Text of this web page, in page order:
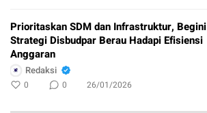
Prioritaskan SDM dan Infrastruktur, Begini
Strategi Disbudpar Berau Hadapi Efisiensi
Anggaran
Redaksi
0 0 26/01/2026